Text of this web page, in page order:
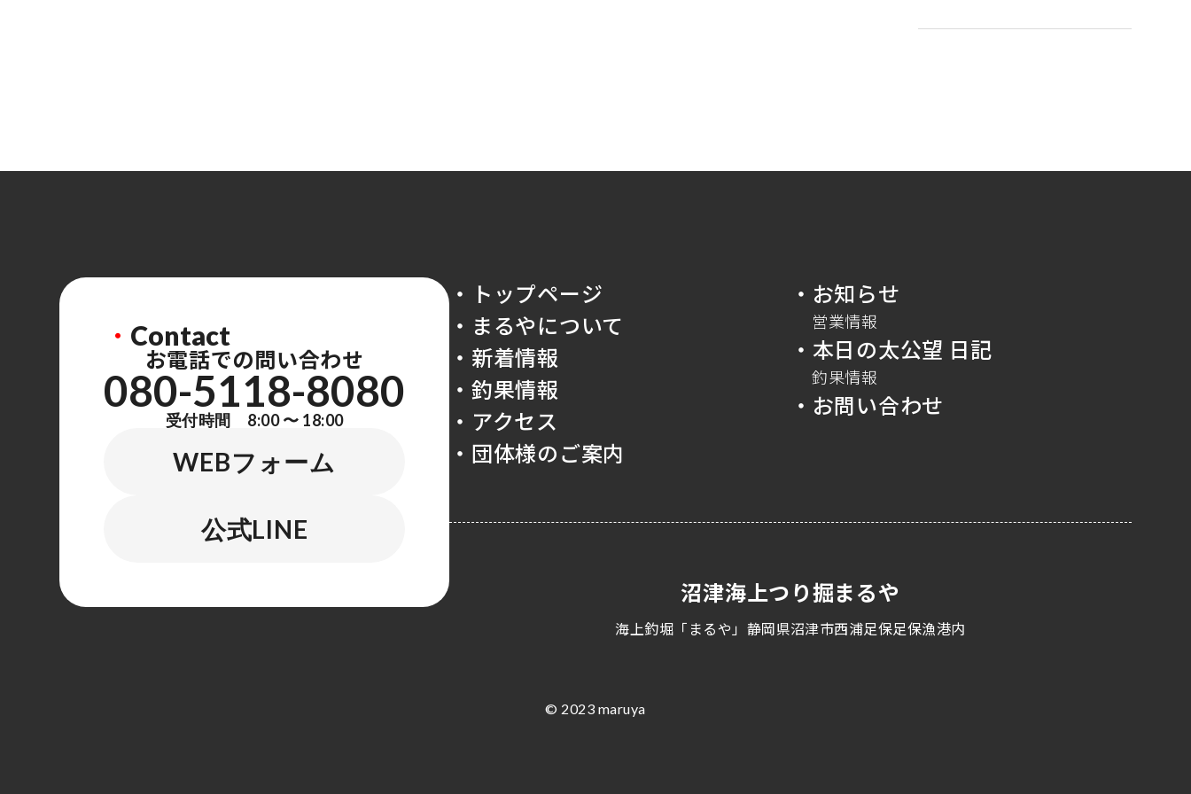
・ Contact
お電話での問い合わせ
080-5118-8080
受付時間 8:00 〜 18:00
WEBフォーム
公式LINE
・トップページ
・まるやについて
・新着情報
・釣果情報
・アクセス
・団体様のご案内
・お知らせ
営業情報
・本日の太公望 日記
釣果情報
・お問い合わせ
沼津海上つり掘まるや
海上釣堀「まるや」静岡県沼津市西浦足保足保漁港内
© 2023 maruya